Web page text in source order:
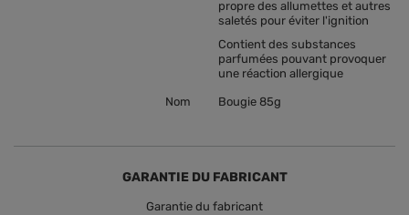
propre des allumettes et autres
saletés pour éviter l'ignition
Contient des substances
parfumées pouvant provoquer
une réaction allergique
Nom Bougie 85g
GARANTIE DU FABRICANT
Garantie du fabricant